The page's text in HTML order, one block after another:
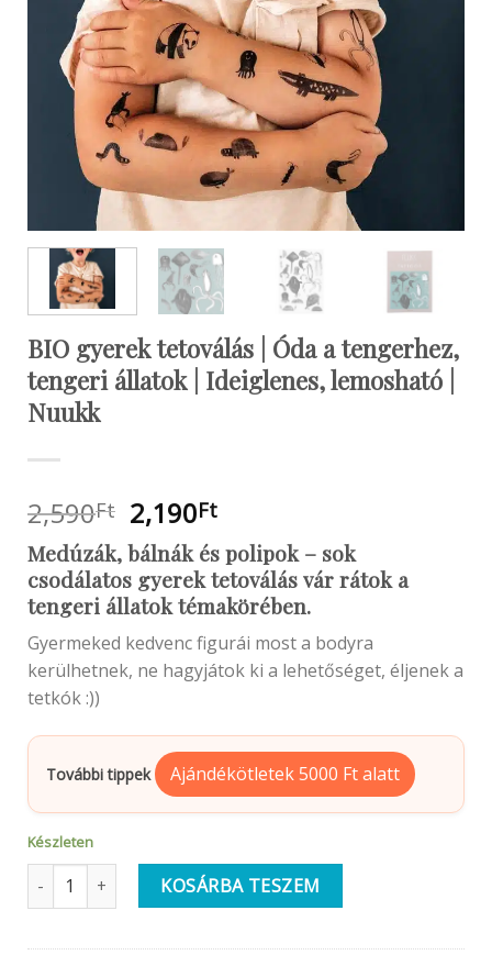
BIO gyerek tetoválás | Óda a tengerhez,
tengeri állatok | Ideiglenes, lemosható |
Nuukk
2,590Ft Original
price
was:
2,590Ft.
2,190FtCurrent
price
is:
2,190Ft.
Medúzák, bálnák és polipok – sok
csodálatos gyerek tetoválás vár rátok a
tengeri állatok témakörében.
Gyermeked kedvenc figurái most a bodyra
kerülhetnek, ne hagyjátok ki a lehetőséget, éljenek a
tetkók :))
További tippek Ajándékötletek 5000 Ft alatt
Készleten
BIO gyerek tetoválás | Óda a tengerhez, tengeri állatok |
KOSÁRBA TESZEM